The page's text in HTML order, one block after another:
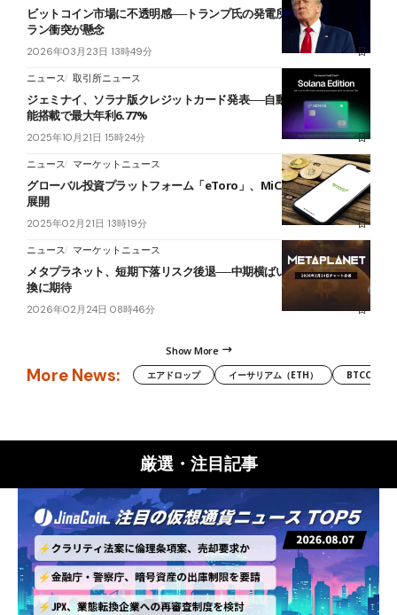
ビットコイン市場に不透明感──トランプ氏の発電所攻撃警告で米イ
ラン衝突が懸念
2026年03月23日 13時49分
ニュース 取引所ニュース
ジェミナイ、ソラナ版クレジットカード発表──自動ステーキング機
能搭載で最大年利6.77%
2025年10月21日 15時24分
ニュース マーケットニュース
グローバル投資プラットフォーム「eToro」、MiCA認可でEU全域に
展開
2025年02月21日 13時19分
ニュース マーケットニュース
メタプラネット、短期下落リスク後退──中期横ばい継続なら上昇転
換に期待
2026年02月24日 08時46分
Show More
More News: エアドロップ イーサリアム（ETH） BTCC
厳選・注目記事